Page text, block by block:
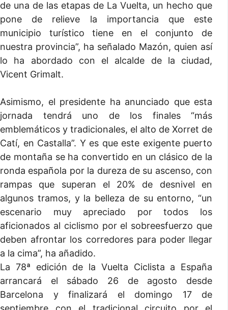
de una de las etapas de La Vuelta, un hecho que
pone de relieve la importancia que este
municipio turístico tiene en el conjunto de
nuestra provincia”, ha señalado Mazón, quien así
lo ha abordado con el alcalde de la ciudad,
Vicent Grimalt.
Asimismo, el presidente ha anunciado que esta
jornada tendrá uno de los finales “más
emblemáticos y tradicionales, el alto de Xorret de
Catí, en Castalla”. Y es que este exigente puerto
de montaña se ha convertido en un clásico de la
ronda española por la dureza de su ascenso, con
rampas que superan el 20% de desnivel en
algunos tramos, y la belleza de su entorno, “un
escenario muy apreciado por todos los
aficionados al ciclismo por el sobreesfuerzo que
deben afrontar los corredores para poder llegar
a la cima”, ha añadido.
La 78ª edición de la Vuelta Ciclista a España
arrancará el sábado 26 de agosto desde
Barcelona y finalizará el domingo 17 de